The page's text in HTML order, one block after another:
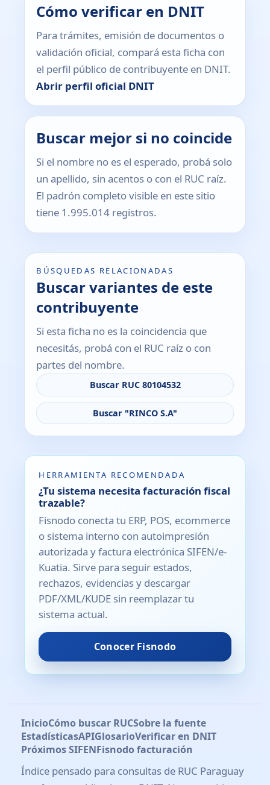
Cómo verificar en DNIT
Para trámites, emisión de documentos o
validación oficial, compará esta ficha con
el perfil público de contribuyente en DNIT.
Abrir perfil oficial DNIT
Buscar mejor si no coincide
Si el nombre no es el esperado, probá solo
un apellido, sin acentos o con el RUC raíz.
El padrón completo visible en este sitio
tiene 1.995.014 registros.
BÚSQUEDAS RELACIONADAS
Buscar variantes de este
contribuyente
Si esta ficha no es la coincidencia que
necesitás, probá con el RUC raíz o con
partes del nombre.
Buscar RUC 80104532
Buscar "RINCO S.A"
HERRAMIENTA RECOMENDADA
¿Tu sistema necesita facturación fiscal
trazable?
Fisnodo conecta tu ERP, POS, ecommerce
o sistema interno con autoimpresión
autorizada y factura electrónica SIFEN/e-
Kuatia. Sirve para seguir estados,
rechazos, evidencias y descargar
PDF/XML/KUDE sin reemplazar tu
sistema actual.
Conocer Fisnodo
InicioCómo buscar RUCSobre la fuente
EstadísticasAPIGlosarioVerificar en DNIT
Próximos SIFENFisnodo facturación
Índice pensado para consultas de RUC Paraguay